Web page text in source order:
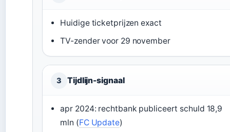
Huidige ticketprijzen exact
TV-zender voor 29 november
3 Tijdlijn-signaal
apr 2024: rechtbank publiceert schuld 18,9
mln (FC Update)